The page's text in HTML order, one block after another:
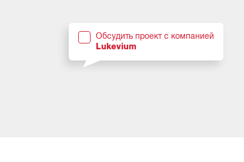
Обсудить проект с компанией
Lukevium